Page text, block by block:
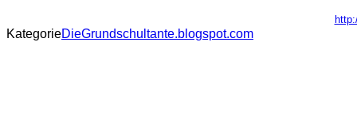
KategorieDieGrundschultante.blogspot.com